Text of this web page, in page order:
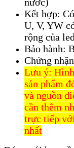
Kết hợp:
U, V, YW
rộng của
Bảo hành:
Chứng
Lưu ý:
sản phẩm
và nguồn
cần thêm
trực tiếp
nhất